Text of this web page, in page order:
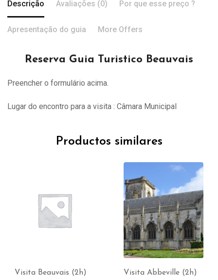
Descrição Avaliações (0) Por que esse preço ?
Apresentação do guia More Offers
Reserva Guia Turistico Beauvais
Preencher o formulário acima.
Lugar do encontro para a visita : Câmara Municipal
Productos similares
Visita Beauvais (2h) Visita Abbeville (2h)